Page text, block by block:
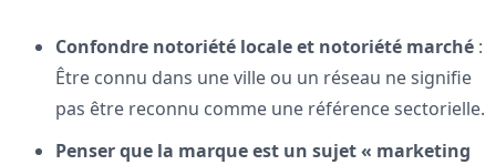
Confondre notoriété locale et notoriété marché :
Être connu dans une ville ou un réseau ne signifie
pas être reconnu comme une référence sectorielle.
Penser que la marque est un sujet « marketing